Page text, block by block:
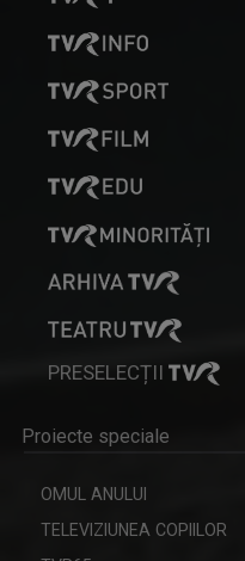
PRESELECȚII
Proiecte speciale
OMUL ANULUI
TELEVIZIUNEA COPIILOR